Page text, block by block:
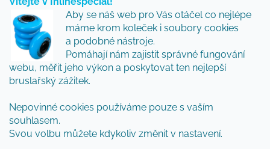
Aby se náš web pro Vás otáčel co nejlépe
máme krom koleček i soubory cookies
a podobné nástroje.
Pomáhají nám zajistit správné fungování
webu, měřit jeho výkon a poskytovat ten nejlepší
bruslařský zážitek.
Nepovinné cookies používáme pouze s vaším
souhlasem.
Svou volbu můžete kdykoliv změnit v nastavení.
Vložte svůj e-mail a my vám budeme zasílat informace
o nových produktech na našem e-shopu.
Přidejte se k nám a my Vám budeme zasílat ty nejlepší
novinky a tipy.
E-mail
Vložením e-mailu souhlasíte spodmínkami
ochrany osobních údajů